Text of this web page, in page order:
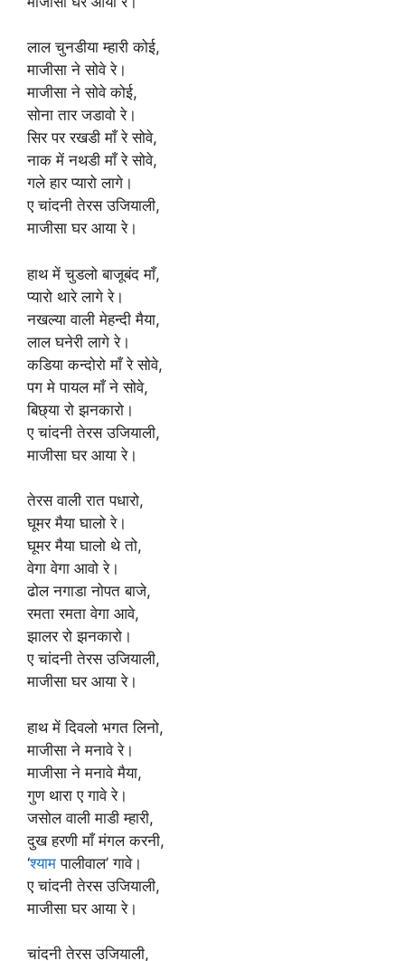
लाल चुनडीया म्हारी कोई,
माजीसा ने सोवे रे।
माजीसा ने सोवे कोई,
सोना तार जडावो रे।
सिर पर रखडी माँ रे सोवे,
नाक में नथडी माँ रे सोवे,
गले हार प्यारो लागे।
ए चांदनी तेरस उजियाली,
माजीसा घर आया रे।
हाथ में चुडलो बाजूबंद माँ,
प्यारो थारे लागे रे।
नखल्या वाली मेहन्दी मैया,
लाल घनेरी लागे रे।
कडिया कन्दोरो माँ रे सोवे,
पग मे पायल माँ ने सोवे,
बिछ्या रो झनकारो।
ए चांदनी तेरस उजियाली,
माजीसा घर आया रे।
तेरस वाली रात पधारो,
घूमर मैया घालो रे।
घूमर मैया घालो थे तो,
वेगा वेगा आवो रे।
ढोल नगाडा नोपत बाजे,
रमता रमता वेगा आवे,
झालर रो झनकारो।
ए चांदनी तेरस उजियाली,
माजीसा घर आया रे।
हाथ में दिवलो भगत लिनो,
माजीसा ने मनावे रे।
माजीसा ने मनावे मैया,
गुण थारा ए गावे रे।
जसोल वाली माडी म्हारी,
दुख हरणी माँ मंगल करनी,
‘श्याम पालीवाल’ गावे।
ए चांदनी तेरस उजियाली,
माजीसा घर आया रे।
चांदनी तेरस उजियाली,